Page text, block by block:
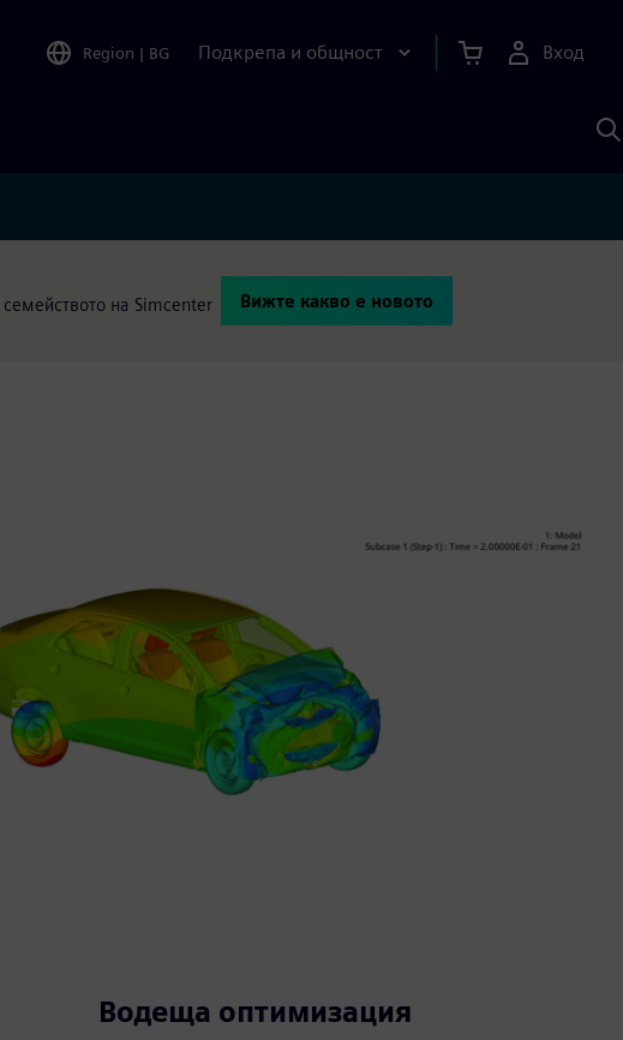
Region | BG Подкрепа и общност Вход
с
на Simcenter
Вижте какво е новото
Водеща оптимизация